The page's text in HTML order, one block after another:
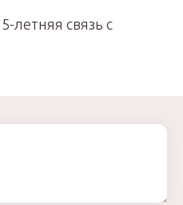
летняя связь с